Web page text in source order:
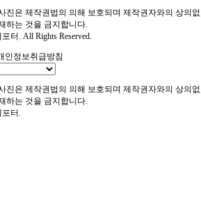
진은 제작권법의 의해 보호되며 제작권자와의 상의없
하는 것을 금지합니다.
터. All Rights Reserved.
인정보취급방침
진은 제작권법의 의해 보호되며 제작권자와의 상의없
하는 것을 금지합니다.
터.